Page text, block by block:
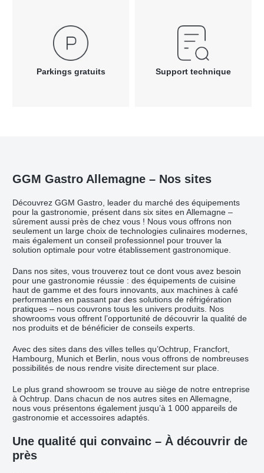
Parkings gratuits Support technique
GGM Gastro Allemagne – Nos sites
Découvrez GGM Gastro, leader du marché des équipements
pour la gastronomie, présent dans six sites en Allemagne –
sûrement aussi près de chez vous ! Nous vous offrons non
seulement un large choix de technologies culinaires modernes,
mais également un conseil professionnel pour trouver la
solution optimale pour votre établissement gastronomique.
Dans nos sites, vous trouverez tout ce dont vous avez besoin
pour une gastronomie réussie : des équipements de cuisine
haut de gamme et des fours innovants, aux machines à café
performantes en passant par des solutions de réfrigération
pratiques – nous couvrons tous les univers produits. Nos
showrooms vous offrent l’opportunité de découvrir la qualité de
nos produits et de bénéficier de conseils experts.
Avec des sites dans des villes telles qu’Ochtrup, Francfort,
Hambourg, Munich et Berlin, nous vous offrons de nombreuses
possibilités de nous rendre visite directement sur place.
Le plus grand showroom se trouve au siège de notre entreprise
à Ochtrup. Dans chacun de nos autres sites en Allemagne,
nous vous présentons également jusqu’à 1 000 appareils de
gastronomie et accessoires adaptés.
Une qualité qui convainc – À découvrir de
près